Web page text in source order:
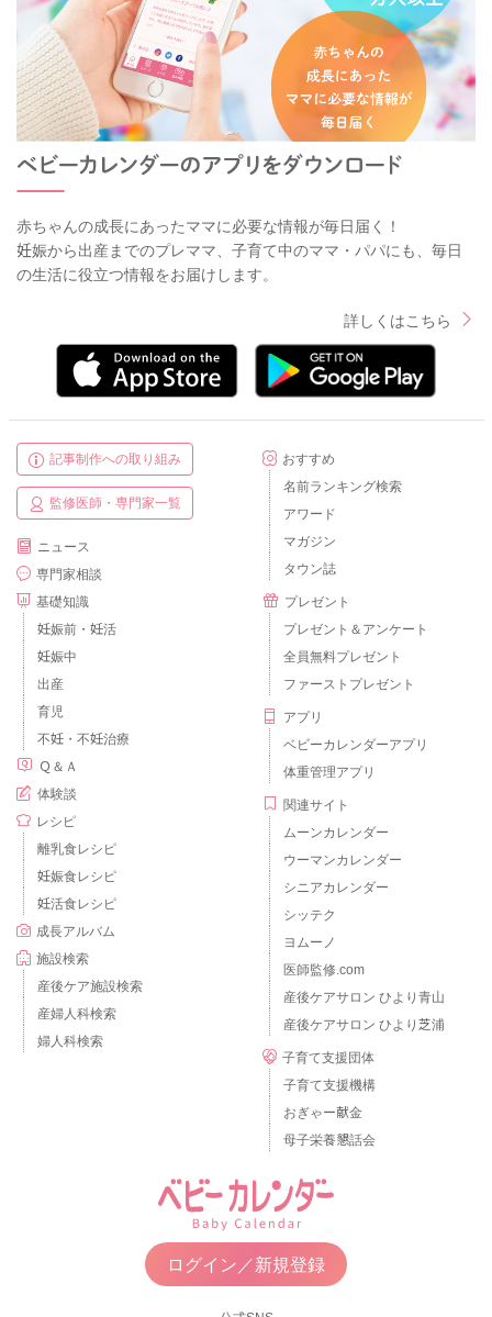
赤ちゃんの成長にあったママに必要な情報が毎日届く！
妊娠から出産までのプレママ、子育て中のママ・パパにも、毎日
の生活に役立つ情報をお届けします。
詳しくはこちら
記事制作への取り組み
監修医師・専門家一覧
ニュース
専門家相談
基礎知識
妊娠前・妊活
妊娠中
出産
育児
不妊・不妊治療
Ｑ＆Ａ
体験談
レシピ
離乳食レシピ
妊娠食レシピ
妊活食レシピ
成長アルバム
施設検索
産後ケア施設検索
産婦人科検索
婦人科検索
おすすめ
名前ランキング検索
アワード
マガジン
タウン誌
プレゼント
プレゼント＆アンケート
全員無料プレゼント
ファーストプレゼント
アプリ
ベビーカレンダーアプリ
体重管理アプリ
関連サイト
ムーンカレンダー
ウーマンカレンダー
シニアカレンダー
シッテク
ヨムーノ
医師監修.com
産後ケアサロン ひより青山
産後ケアサロン ひより芝浦
子育て支援団体
子育て支援機構
おぎゃー献金
母子栄養懇話会
ログイン／新規登録